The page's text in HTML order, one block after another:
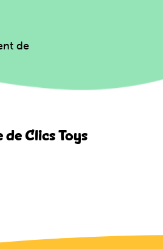
de
Clics Toys